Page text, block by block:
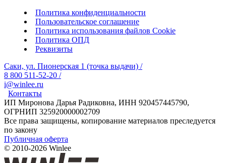
Политика конфиденциальности
Пользовательское соглашение
Политика использования файлов Cookie
Политика ОПД
Реквизиты
Саки, ул. Пионерская 1 (точка выдачи) /
8 800 511-52-20 /
i@winlee.ru
Контакты
ИП Миронова Дарья Радиковна, ИНН 920457445790,
ОГРНИП 325920000002709
Все права защищены, копирование материалов преследуется
по закону
Публичная оферта
© 2010-2026 Winlee